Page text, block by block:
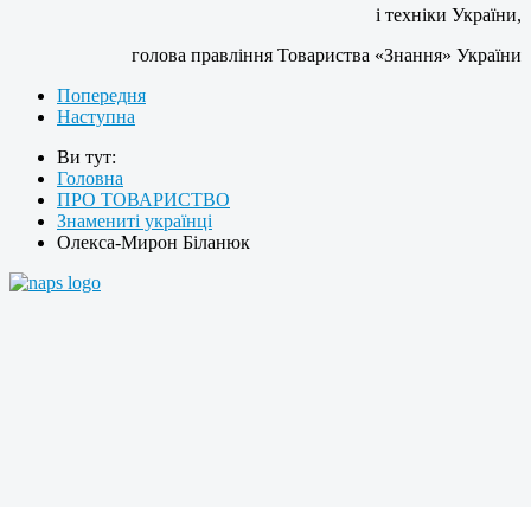
і техніки України,
голова правління Товариства «Знання» України
Попередня
Наступна
Ви тут:
Головна
ПРО ТОВАРИСТВО
Знамениті українці
Олекса-Мирон Біланюк